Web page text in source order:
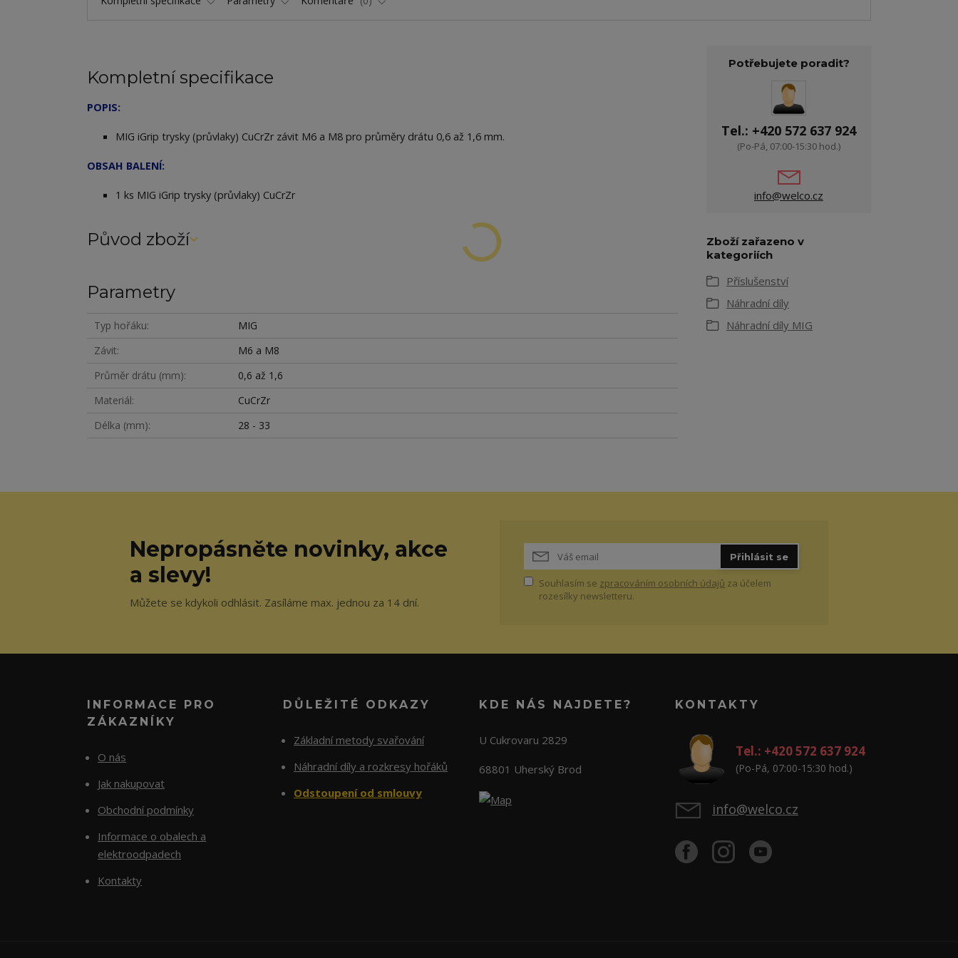
Kompletní specifikace
POPIS:
MIG iGrip trysky (průvlaky) CuCrZr závit M6 a M8 pro průměry drátu 0,6 až 1,6 mm.
OBSAH BALENÍ:
1 ks MIG iGrip trysky (průvlaky) CuCrZr
Původ zboží
Parametry
Typ hořáku
MIG
Závit
M6 a M8
Průměr drátu (mm)
0,6 až 1,6
Materiál
CuCrZr
Délka (mm)
28 - 33
Potřebujete poradit?
Tel.: +420 572 637 924
(Po-Pá, 07:00-15:30 hod.)
info@welco.cz
Zboží zařazeno v
kategoriích
Příslušenství
Náhradní díly
Náhradní díly MIG
Nepropásněte novinky, akce
a slevy!
Můžete se kdykoli odhlásit. Zasíláme max. jednou za 14 dní.
Přihlásit se
Souhlasím se zpracováním osobních údajů za účelem
rozesílky newsletteru.
INFORMACE PRO
ZÁKAZNÍKY
O nás
Jak nakupovat
Obchodní podmínky
Informace o obalech a
elektroodpadech
Kontakty
DŮLEŽITÉ ODKAZY
Základní metody svařování
Náhradní díly a rozkresy hořáků
Odstoupení od smlouvy
KDE NÁS NAJDETE?
U Cukrovaru 2829
68801 Uherský Brod
KONTAKTY
Tel.: +420 572 637 924
(Po-Pá, 07:00-15:30 hod.)
info@welco.cz